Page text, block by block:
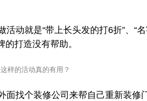
动就是“带上长头发的打6折”、“
打造没有帮助。
这样的活动真的有用？
面找个装修公司来帮自己重新装修